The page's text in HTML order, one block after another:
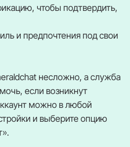
чтобы подтвердить,
и предпочтения под свои
несложно, а служба
если возникнут
можно в любой
и выберите опцию